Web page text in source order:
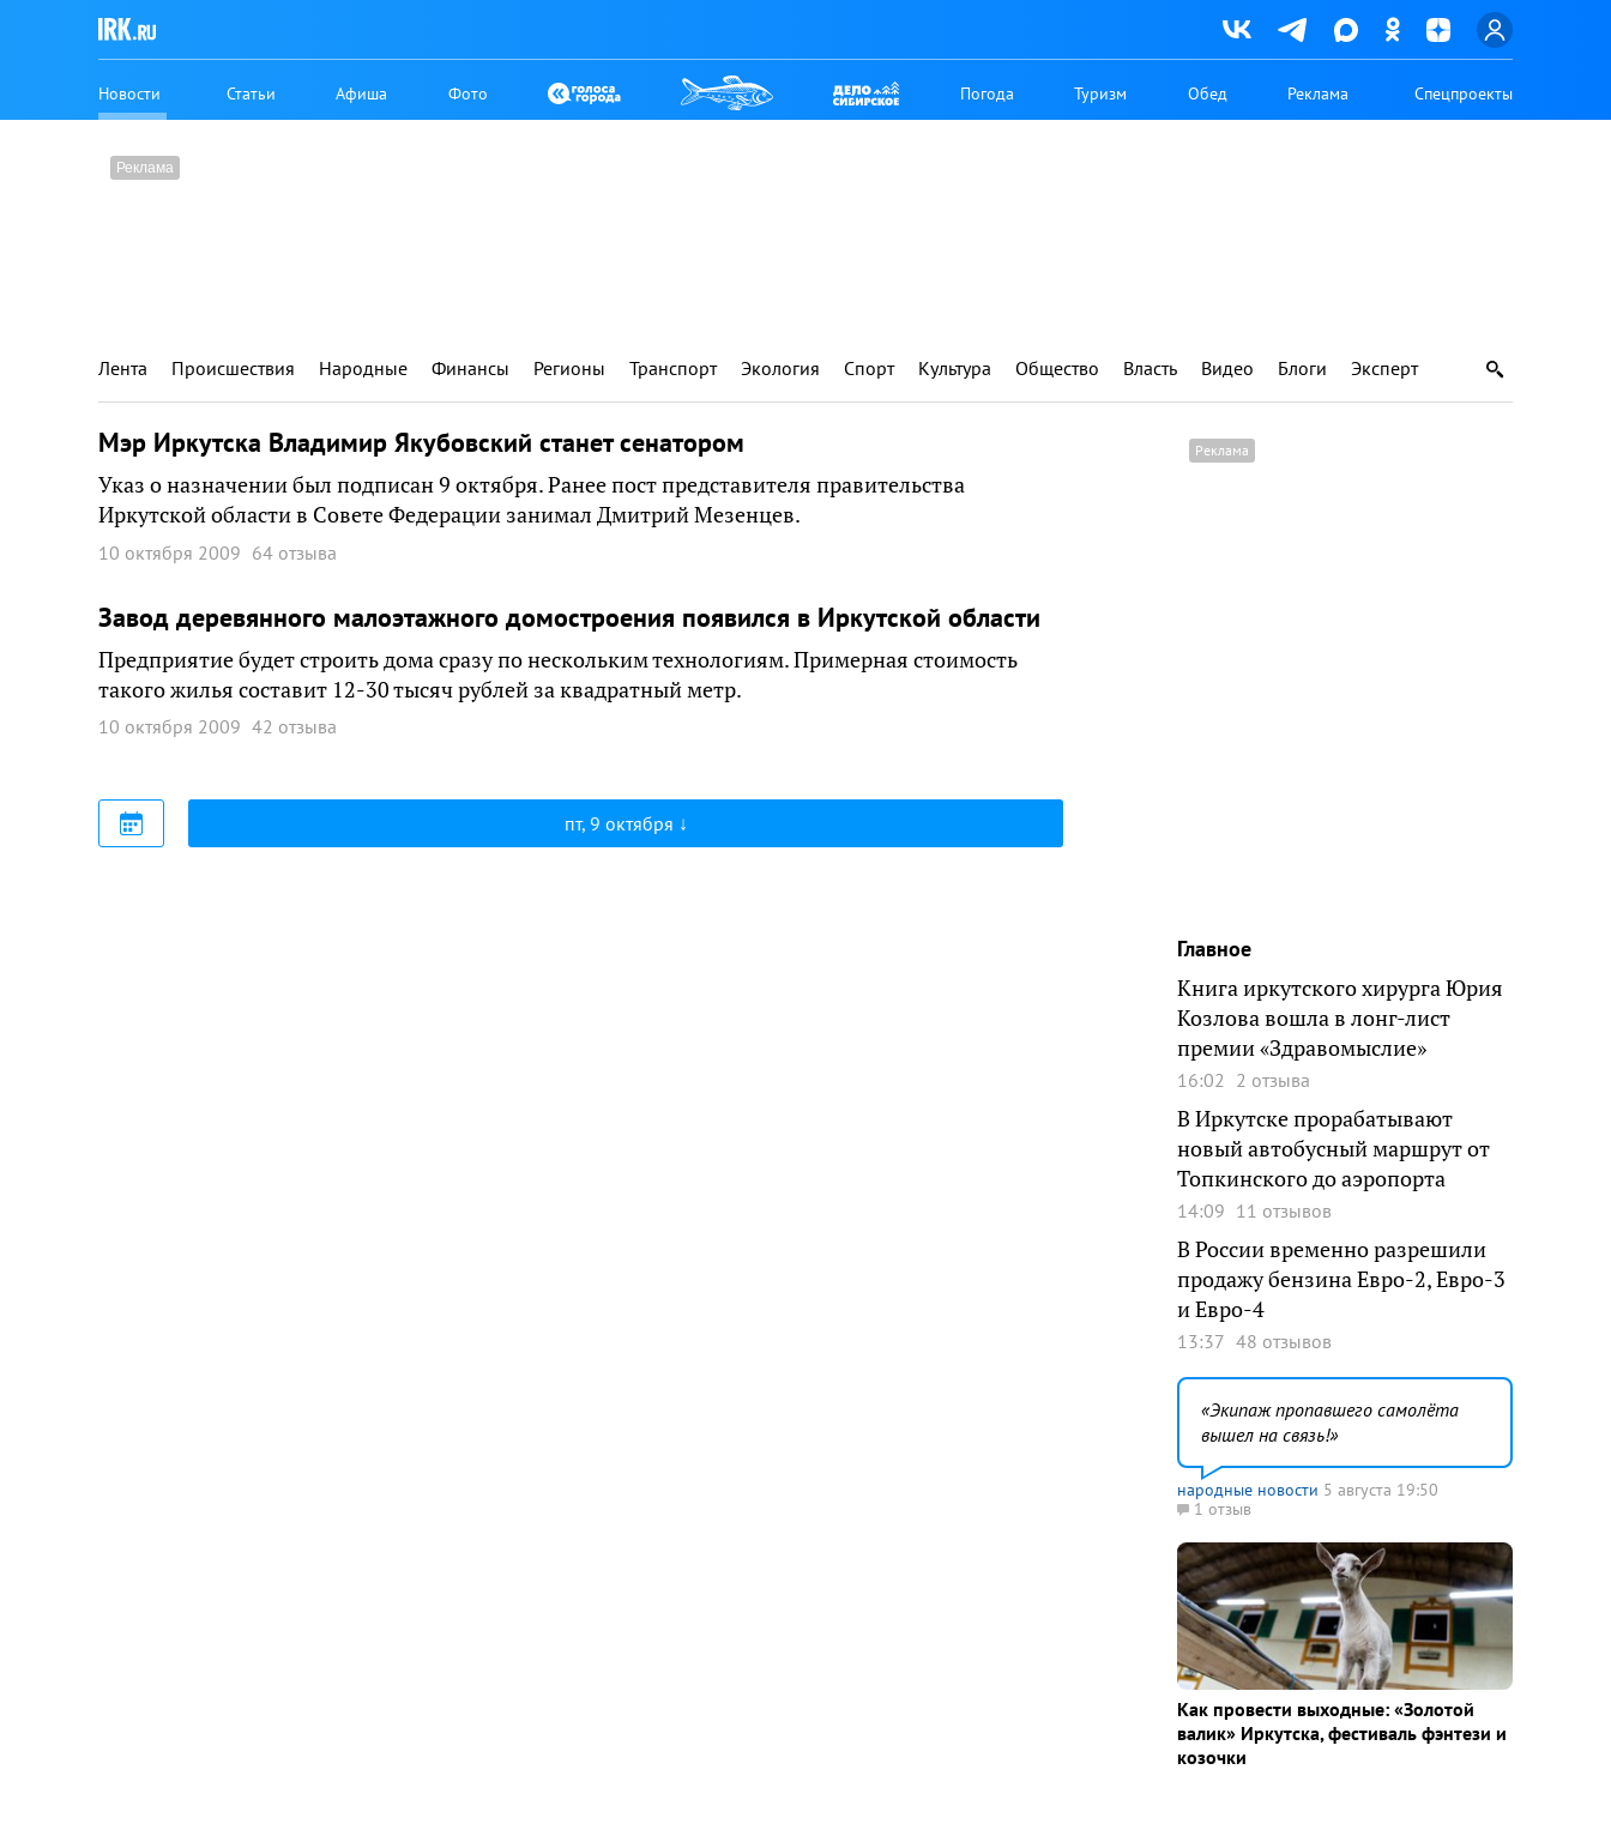
Новости Статьи Афиша Фото Погода Туризм Обед Реклама Спецпроекты
Лента Происшествия Народные Финансы Регионы Транспорт Экология Спорт Культура Общество Власть Видео Блоги Эксперт
Мэр Иркутска Владимир Якубовский станет сенатором
Указ о назначении был подписан 9 октября. Ранее пост представителя правительства
Иркутской области в Совете Федерации занимал Дмитрий Мезенцев.
10 октября 2009 64 отзыва
Завод деревянного малоэтажного домостроения появился в Иркутской области
Предприятие будет строить дома сразу по нескольким технологиям. Примерная стоимость
такого жилья составит 12-30 тысяч рублей за квадратный метр.
10 октября 2009 42 отзыва
пт, 9 октября
Главное
Книга иркутского хирурга Юрия
Козлова вошла в лонг-лист
премии «Здравомыслие»
16:02 2 отзыва
В Иркутске прорабатывают
новый автобусный маршрут от
Топкинского до аэропорта
14:09 11 отзывов
В России временно разрешили
продажу бензина Евро-2, Евро-3
и Евро-4
13:37 48 отзывов
Экипаж пропавшего самолёта
вышел на связь!
народные новости 5 августа 19:50
1 отзыв
Как провести выходные: «Золотой
валик» Иркутска, фестиваль фэнтези и
козочки